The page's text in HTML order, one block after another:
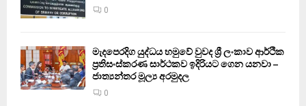
0
මැදපෙරදිග යුද්ධය හමුවේ වුවද ශ්‍රී ලංකාව ආර්ථික
ප්‍රතිසංස්කරණ සාර්ථකව ඉදිරියට ගෙන යනවා –
ජාත්‍යන්තර මූල්‍ය අරමුදල
0